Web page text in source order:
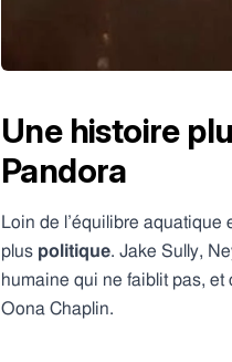
Une histoire
Pandora
Loin de l’équilibre aquatique
plus politique. Jake Sully,
humaine qui ne faiblit pas,
Oona Chaplin.